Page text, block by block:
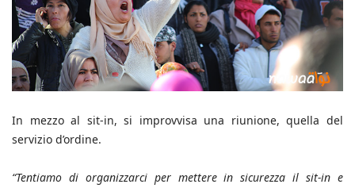
In mezzo al sit-in, si improvvisa una riunione, quella del
servizio d’ordine.
“Tentiamo di organizzarci per mettere in sicurezza il sit-in e